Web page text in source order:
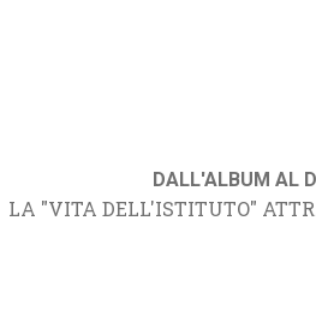
DALL'ALBUM AL
LA "VITA DELL'ISTITUTO"